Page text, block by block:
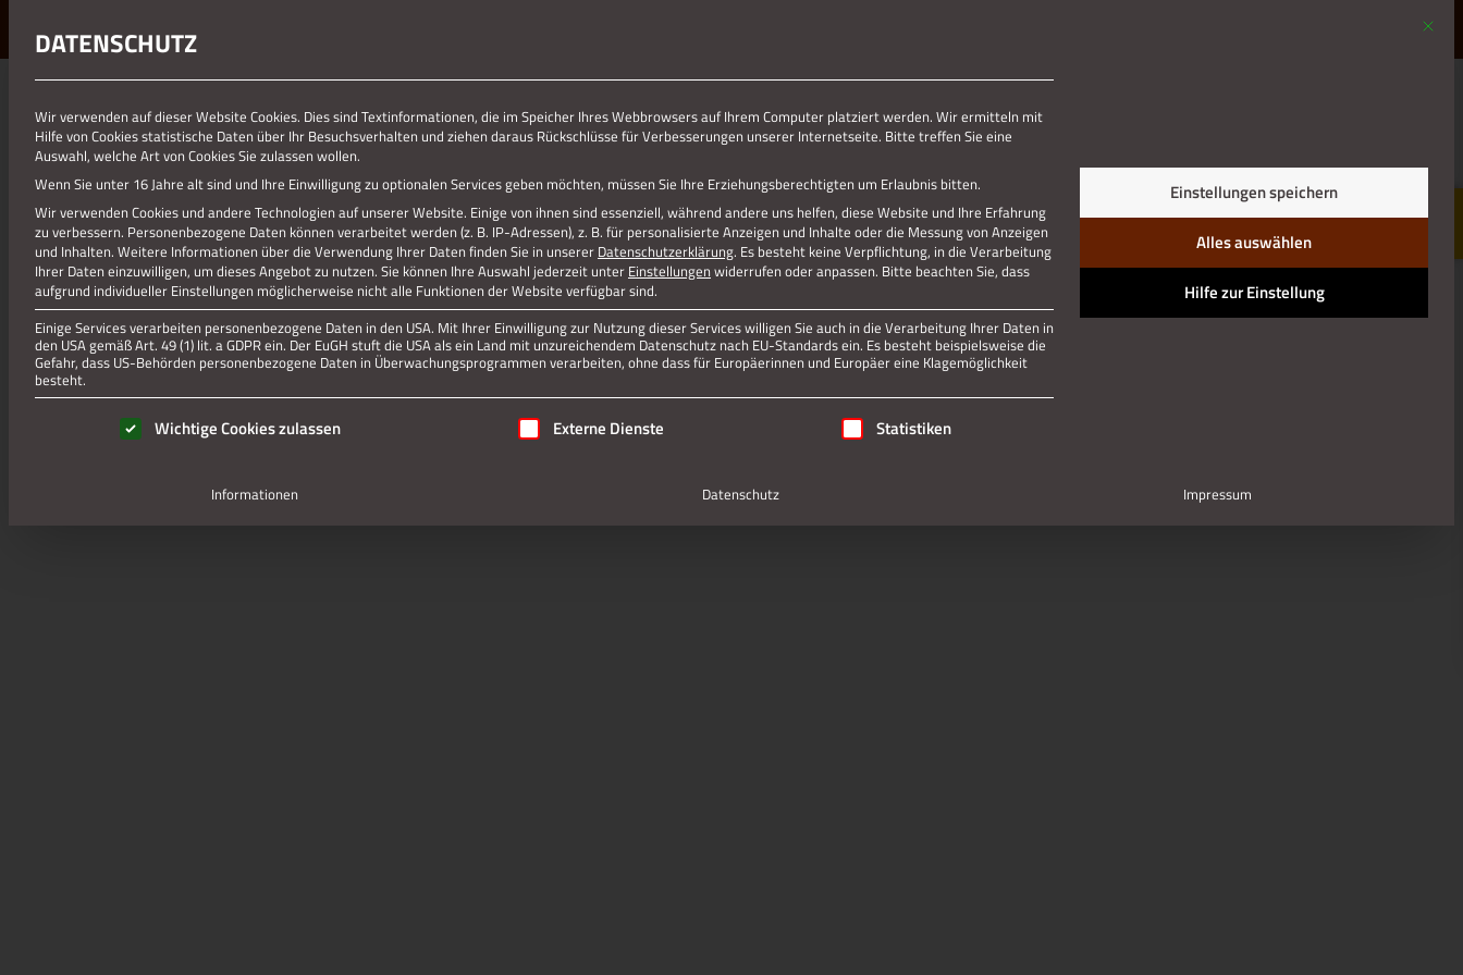
Jetzt teilen
Datenschutz Impressum
Mit
DATENSCHUTZ
Wir verwenden auf dieser Website Cookies. Dies sind Textinformationen, die im Speicher Ihres Webbrowsers auf Ihrem Computer platziert werden. Wir ermitteln mit
Hilfe von Cookies statistische Daten über Ihr Besuchsverhalten und ziehen daraus Rückschlüsse für Verbesserungen unserer Internetseite. Bitte treffen Sie eine
Auswahl, welche Art von Cookies Sie zulassen wollen.
Wenn Sie unter 16 Jahre alt sind und Ihre Einwilligung zu optionalen Services geben möchten, müssen Sie Ihre Erziehungsberechtigten um Erlaubnis bitten.
Wir verwenden Cookies und andere Technologien auf unserer Website. Einige von ihnen sind essenziell, während andere uns helfen, diese Website und Ihre Erfahrung
zu verbessern. Personenbezogene Daten können verarbeitet werden (z. B. IP-Adressen), z. B. für personalisierte Anzeigen und Inhalte oder die Messung von Anzeigen
und Inhalten. Weitere Informationen über die Verwendung Ihrer Daten finden Sie in unserer Datenschutzerklärung. Es besteht keine Verpflichtung, in die Verarbeitung
Ihrer Daten einzuwilligen, um dieses Angebot zu nutzen. Sie können Ihre Auswahl jederzeit unter Einstellungen widerrufen oder anpassen. Bitte beachten Sie, dass
aufgrund individueller Einstellungen möglicherweise nicht alle Funktionen der Website verfügbar sind.
Einige Services verarbeiten personenbezogene Daten in den USA. Mit Ihrer Einwilligung zur Nutzung dieser Services willigen Sie auch in die Verarbeitung Ihrer Daten in
den USA gemäß Art. 49 (1) lit. a GDPR ein. Der EuGH stuft die USA als ein Land mit unzureichendem Datenschutz nach EU-Standards ein. Es besteht beispielsweise die
Gefahr, dass US-Behörden personenbezogene Daten in Überwachungsprogrammen verarbeiten, ohne dass für Europäerinnen und Europäer eine Klagemöglichkeit
besteht.
Es folgt eine Liste der Service-Gruppen, für die eine Einwilligung erteilt werden kann. Die erste Service-Gruppe ist essenziell und kann nicht abgewählt werden.
Wichtige Cookies zulassen Externe Dienste Statistiken
Einstellungen speichern
Alles auswählen
Hilfe zur Einstellung
Informationen Datenschutz Impressum